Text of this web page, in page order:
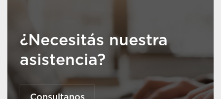
¿Necesitás nuestra
asistencia?